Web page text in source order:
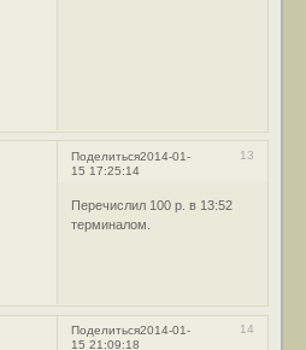
Поделиться 13
2014-01-
15 17:25:14
Перечислил 100 р. в 13:52
терминалом.
Поделиться 14
2014-01-
15 21:09:18